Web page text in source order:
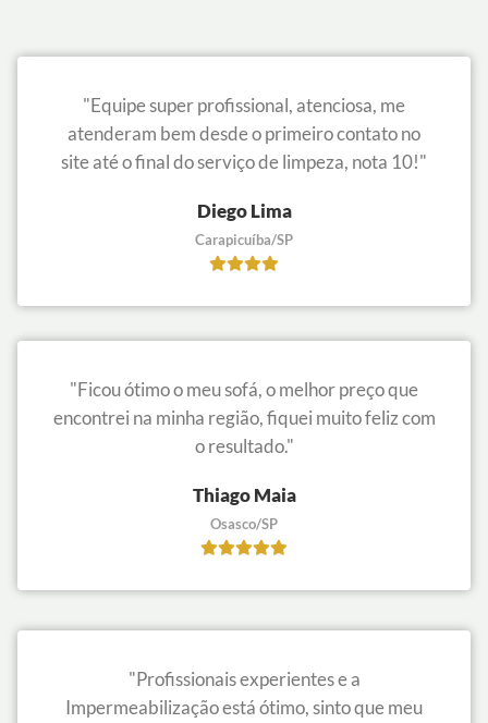
"Equipe super profissional, atenciosa, me
atenderam bem desde o primeiro contato no
site até o final do serviço de limpeza, nota 10!"
Diego Lima
Carapicuíba/SP
"Ficou ótimo o meu sofá, o melhor preço que
encontrei na minha região, fiquei muito feliz com
o resultado."
Thiago Maia
Osasco/SP
"Profissionais experientes e a
Impermeabilização está ótimo, sinto que meu